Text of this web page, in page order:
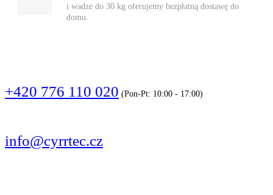
i wadze do 30 kg oferujemy bezpłatną dostawę do
domu.
+420 776 110 020 (Pon-Pt: 10:00 - 17:00)
info@cyrrtec.cz